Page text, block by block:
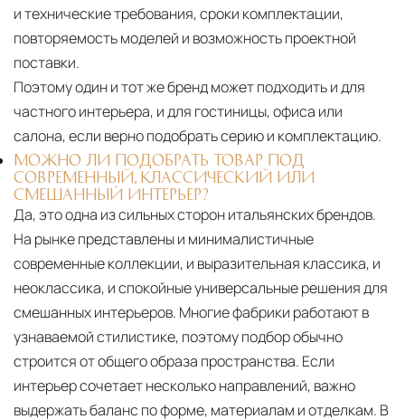
и технические требования, сроки комплектации,
повторяемость моделей и возможность проектной
поставки.
Поэтому один и тот же бренд может подходить и для
частного интерьера, и для гостиницы, офиса или
салона, если верно подобрать серию и комплектацию.
МОЖНО ЛИ ПОДОБРАТЬ ТОВАР ПОД
СОВРЕМЕННЫЙ, КЛАССИЧЕСКИЙ ИЛИ
СМЕШАННЫЙ ИНТЕРЬЕР?
Да, это одна из сильных сторон итальянских брендов.
На рынке представлены и минималистичные
современные коллекции, и выразительная классика, и
неоклассика, и спокойные универсальные решения для
смешанных интерьеров. Многие фабрики работают в
узнаваемой стилистике, поэтому подбор обычно
строится от общего образа пространства. Если
интерьер сочетает несколько направлений, важно
выдержать баланс по форме, материалам и отделкам. В